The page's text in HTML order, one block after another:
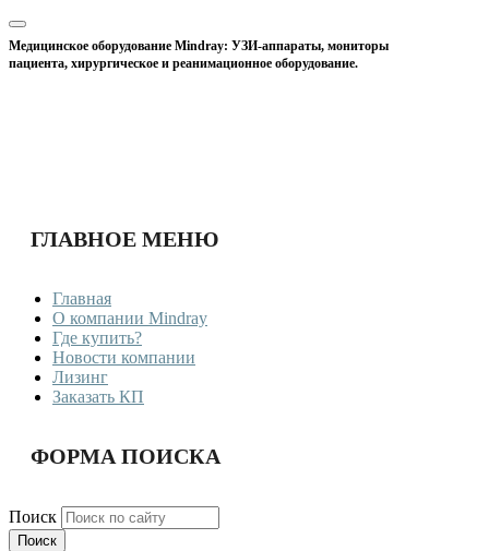
Медицинское оборудование Mindray: УЗИ-аппараты, мониторы
пациента, хирургическое и реанимационное оборудование.
ГЛАВНОЕ МЕНЮ
Главная
О компании Mindray
Где купить?
Новости компании
Лизинг
Заказать КП
ФОРМА ПОИСКА
Поиск